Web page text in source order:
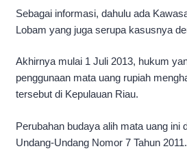
Sebagai informasi, dahulu ada
Lobam yang juga serupa kasusnya
Akhirnya mulai 1 Juli 2013, hukum
penggunaan mata uang rupiah
tersebut di Kepulauan Riau.
Perubahan budaya alih mata uang ini
Undang-Undang Nomor 7 Tahun 2011.